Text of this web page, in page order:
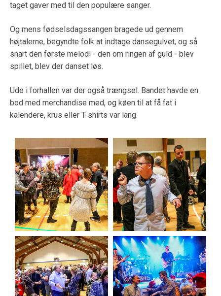
taget gaver med til den populære sanger.
Og mens fødselsdagssangen bragede ud gennem
højtalerne, begyndte folk at indtage dansegulvet, og så
snart den første melodi - den om ringen af guld - blev
spillet, blev der danset løs.
Ude i forhallen var der også trængsel. Bandet havde en
bod med merchandise med, og køen til at få fat i
kalendere, krus eller T-shirts var lang.